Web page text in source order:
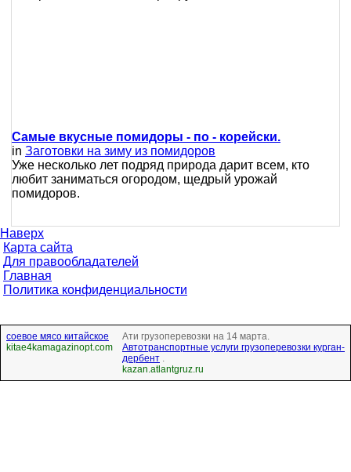
Самые вкусные помидоры - по - корейски.
in Заготовки на зиму из помидоров
Уже несколько лет подряд природа дарит всем, кто
любит заниматься огородом, щедрый урожай
помидоров.
Наверх
Карта сайта
Для правообладателей
Главная
Политика конфиденциальности
соевое мясо китайское
kitae4kamagazinopt.com
Ати грузоперевозки на 14 марта.
Автотранспортные услуги грузоперевозки курган-
дербент .
kazan.atlantgruz.ru